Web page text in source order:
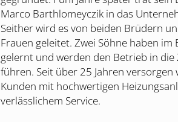
Marco Barthlomeyczik in das
Seither wird es von beiden Brüdern
Frauen geleitet. Zwei Söhne haben im
gelernt und werden den Betrieb in die
führen. Seit über 25 Jahren versorgen
Kunden mit hochwertigen
verlässlichem Service.